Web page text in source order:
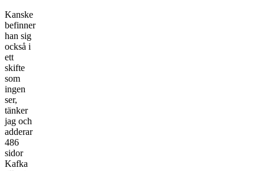
Kanske
befinner
han sig
också i
ett
skifte
som
ingen
ser,
tänker
jag och
adderar
486
sidor
Kafka